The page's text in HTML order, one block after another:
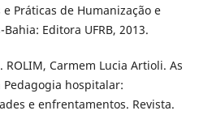
Práticas de Humanização e
Editora UFRB, 2013.
ROLIM, Carmem Lucia Artioli. As
Pedagogia hospitalar:
e enfrentamentos. Revista.